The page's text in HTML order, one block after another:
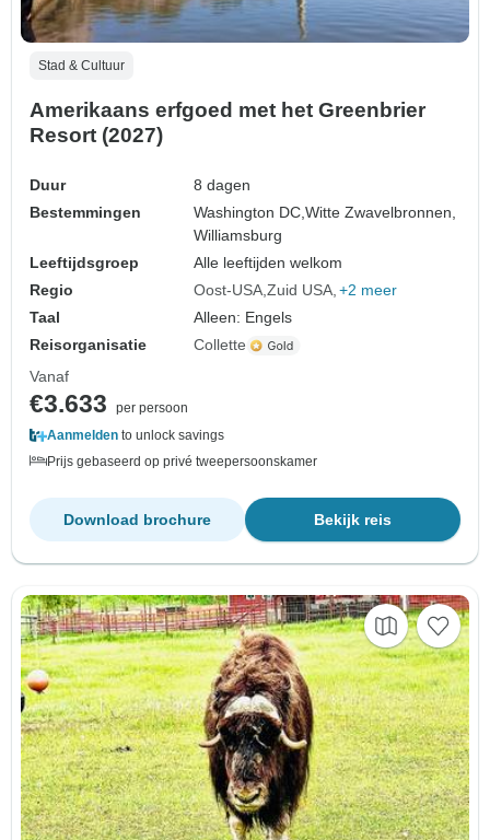
Stad & Cultuur
Amerikaans erfgoed met het Greenbrier
Resort (2027)
Duur
8 dagen
Bestemmingen
Washington DC,Witte Zwavelbronnen,
Williamsburg
Leeftijdsgroep
Alle leeftijden welkom
Regio
Oost-USA Zuid USA +2 meer
Taal
Alleen: Engels
Reisorganisatie
Collette
Vanaf
€3.633
per persoon
Aanmelden to unlock savings
Prijs gebaseerd op privé tweepersoonskamer
Bekijk reis
Download brochure